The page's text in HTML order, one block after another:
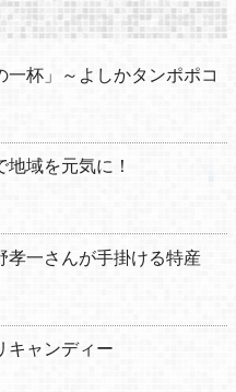
一杯」～よしかタンポポコ
地域を元気に！
一さんが手掛ける特産
キャンディー